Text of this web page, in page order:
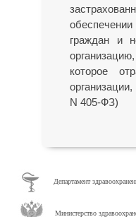
граждан и
которое
N 405-ФЗ)
Департамент
Министерство